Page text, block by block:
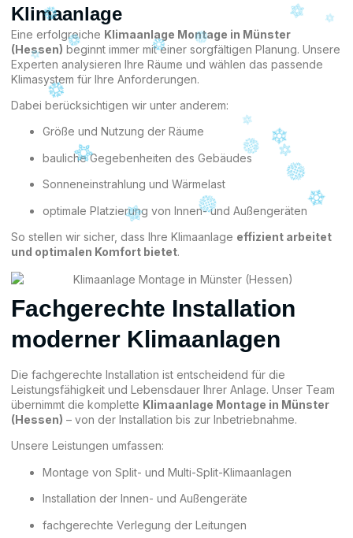
Klimaanlage
Eine erfolgreiche Klimaanlage Montage in Münster
(Hessen) beginnt immer mit einer sorgfältigen Planung. Unsere
Experten analysieren Ihre Räume und wählen das passende
Klimasystem für Ihre Anforderungen.
Dabei berücksichtigen wir unter anderem:
Größe und Nutzung der Räume
bauliche Gegebenheiten des Gebäudes
Sonneneinstrahlung und Wärmelast
optimale Platzierung von Innen- und Außengeräten
So stellen wir sicher, dass Ihre Klimaanlage effizient arbeitet
und optimalen Komfort bietet.
Fachgerechte Installation
moderner Klimaanlagen
Die fachgerechte Installation ist entscheidend für die
Leistungsfähigkeit und Lebensdauer Ihrer Anlage. Unser Team
übernimmt die komplette Klimaanlage Montage in Münster
(Hessen) – von der Installation bis zur Inbetriebnahme.
Unsere Leistungen umfassen:
Montage von Split- und Multi-Split-Klimaanlagen
Installation der Innen- und Außengeräte
fachgerechte Verlegung der Leitungen